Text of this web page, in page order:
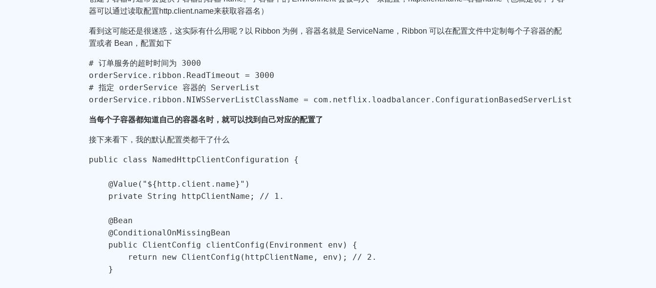
器可以通过读取配置http.client.name来获取容器名）
看到这可能还是很迷惑，这实际有什么用呢？以 Ribbon 为例，容器名就是 ServiceName，Ribbon 可以在配置文件中定制每个子容器的配
置或者 Bean，配置如下
# 订单服务的超时时间为 3000
orderService.ribbon.ReadTimeout = 3000
# 指定 orderService 容器的 ServerList
orderService.ribbon.NIWSServerListClassName = com.netflix.loadbalancer.ConfigurationBasedServerList
当每个子容器都知道自己的容器名时，就可以找到自己对应的配置了
接下来看下，我的默认配置类都干了什么
public class NamedHttpClientConfiguration {
    @Value("${http.client.name}")
    private String httpClientName; // 1.
    @Bean
    @ConditionalOnMissingBean
    public ClientConfig clientConfig(Environment env) {
        return new ClientConfig(httpClientName, env); // 2.
    }